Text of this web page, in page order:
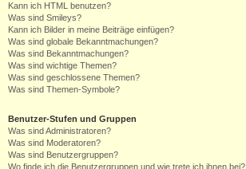
Kann ich HTML benutzen?
Was sind Smileys?
Kann ich Bilder in meine Beiträge einfügen?
Was sind globale Bekanntmachungen?
Was sind Bekanntmachungen?
Was sind wichtige Themen?
Was sind geschlossene Themen?
Was sind Themen-Symbole?
Benutzer-Stufen und Gruppen
Was sind Administratoren?
Was sind Moderatoren?
Was sind Benutzergruppen?
Wo finde ich die Benutzergruppen und wie trete ich ihnen bei?